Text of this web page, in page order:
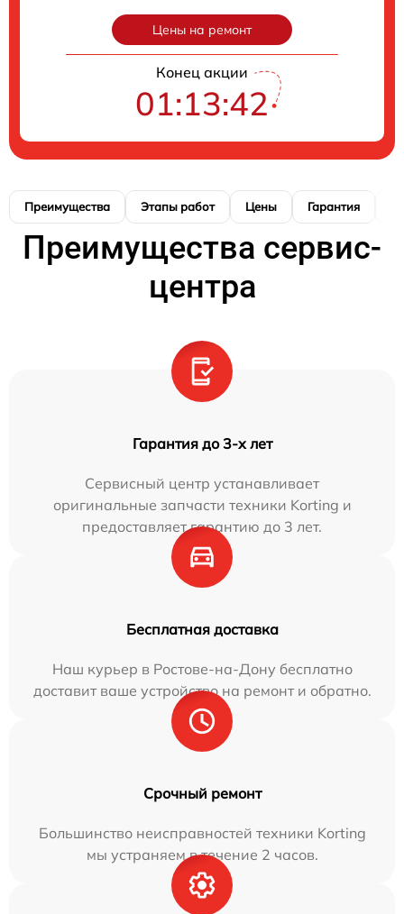
Цены на ремонт
Конец акции
01:13:41
Преимущества Этапы работ Цены Гарантия
Преимущества сервис-
центра
Гарантия до 3-х лет
Сервисный центр устанавливает
оригинальные запчасти техники Korting и
предоставляет гарантию до 3 лет.
Бесплатная доставка
Наш курьер в Ростове-на-Дону бесплатно
доставит ваше устройство на ремонт и обратно.
Срочный ремонт
Большинство неисправностей техники Korting
мы устраняем в течение 2 часов.